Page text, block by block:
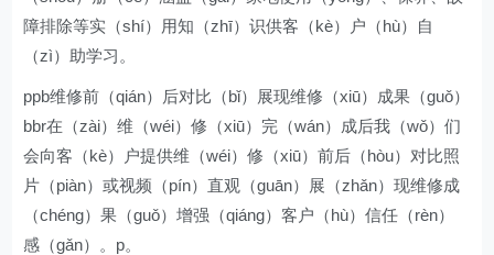
障排除等实（shí）用知（zhī）识供客（kè）户（hù）自
（zì）助学习。
ppb维修前（qián）后对比（bǐ）展现维修（xiū）成果（guǒ）
bbr在（zài）维（wéi）修（xiū）完（wán）成后我（wǒ）们
会向客（kè）户提供维（wéi）修（xiū）前后（hòu）对比照
片（piàn）或视频（pín）直观（guān）展（zhǎn）现维修成
（chéng）果（guǒ）增强（qiáng）客户（hù）信任（rèn）
感（gǎn）。p。